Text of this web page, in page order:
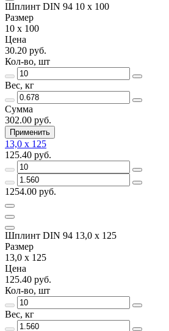
Шплинт DIN 94 10 х 100
Размер
10 х 100
Цена
30.20 руб.
Кол-во, шт
Вес, кг
Сумма
302.00 руб.
Применить
13,0 x 125
125.40 руб.
1254.00 руб.
Шплинт DIN 94 13,0 х 125
Размер
13,0 x 125
Цена
125.40 руб.
Кол-во, шт
Вес, кг